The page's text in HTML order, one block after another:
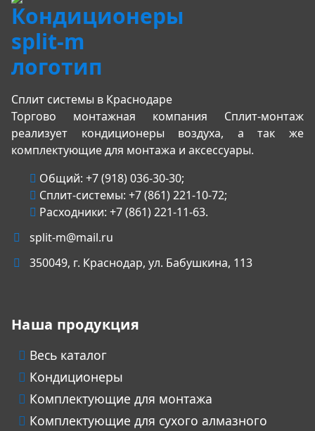
Сплит системы в Краснодаре
Торгово монтажная компания Сплит-монтаж
реализует кондиционеры воздуха, а так же
комплектующие для монтажа и аксессуары.
Общий: +7 (918) 036-30-30;
Сплит-системы: +7 (861) 221-10-72;
Расходники: +7 (861) 221-11-63.
split-m@mail.ru
350049, г. Краснодар, ул. Бабушкина, 113
Наша продукция
Весь каталог
Кондиционеры
Комплектующие для монтажа
Комплектующие для сухого алмазного